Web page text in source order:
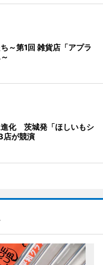
～第1回 雑貨店「アプラ
化 茨城発「ほしいもシ
が競演